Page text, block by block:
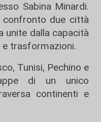
Sabina Minardi.
confronto due città
unite dalla capacità
e trasformazioni.
Tunisi, Pechino e
di un unico
continenti e